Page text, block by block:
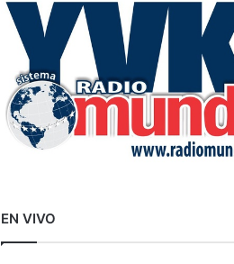
r
EN VIVO